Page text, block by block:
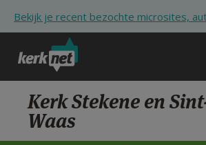
Bekijk je recent bezochte microsites,
STARTPAGINA
KERK
Kerk Stekene en
Waas